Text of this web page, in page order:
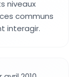
niveaux
communs
interagir.